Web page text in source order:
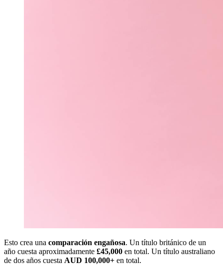
Esto crea una comparación engañosa. Un título británico de un
año cuesta aproximadamente £45,000 en total. Un título australiano
de dos años cuesta AUD 100,000+ en total.